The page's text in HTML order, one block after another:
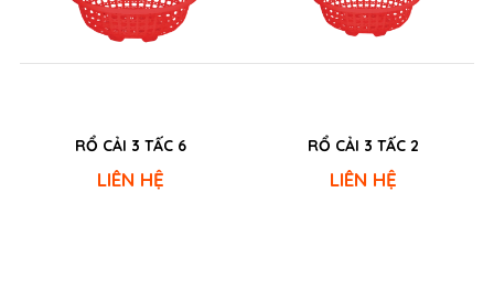
RỔ CẢI 3 TẤC 6
LIÊN HỆ
RỔ CẢI 3 TẤC 2
LIÊN HỆ